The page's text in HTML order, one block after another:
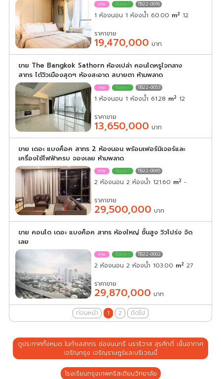
TB22-0016
1 ห้องนอน 1 ห้องน้ำ 60.00 m2 12
ราคาขาย
19,470,000 บาท
ขาย The Bangkok Sathorn ห้องเปล่า คอนโดหรูใจกลาง
สาทร ได้วิวเมืองสุดๆ ห้องสะอาด สบายตา ห้ามพลาด
TB22-0053
1 ห้องนอน 1 ห้องน้ำ 61.28 m2 12
ราคาขาย
13,650,000 บาท
ขาย เดอะ แบงค็อค สาทร 2 ห้องนอน พร้อมเฟอร์นิเจอร์และ
เครื่องใช้ไฟฟ้าครบ จองเลย ห้ามพลาด
TB22-0045
2 ห้องนอน 2 ห้องน้ำ 121.60 m2 -
ราคาขาย
29,500,000 บาท
ขาย คอนโด เดอะ แบงค็อค สาทร ห้องใหญ่ ชั้นสูง วิวโปร่ง จัด
เลย
TB22-0002
2 ห้องนอน 2 ห้องน้ำ 103.00 m2 27
ราคาขาย
29,870,000 บาท
ก่อนหน้า 1 2 ถัดไป
ดูประกาศทั้งหมด ในทำเลสาทร ช่องนนทรี นราธิวาส สุรศักดิ์ เย็นอากาศ
เจริญกรุง เจริญราษฎร์และบริเวณนี้
โรงเรียนกรุงเทพคริสเตียนวิทยาลัย